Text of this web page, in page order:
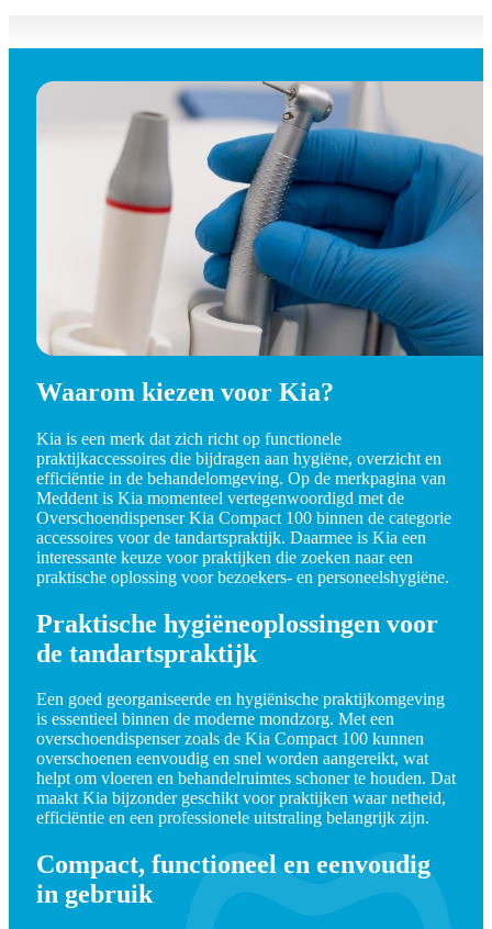
Waarom kiezen voor Kia?
Kia is een merk dat zich richt op functionele
praktijkaccessoires die bijdragen aan hygiëne, overzicht en
efficiëntie in de behandelomgeving. Op de merkpagina van
Meddent is Kia momenteel vertegenwoordigd met de
Overschoendispenser Kia Compact 100 binnen de categorie
accessoires voor de tandartspraktijk. Daarmee is Kia een
interessante keuze voor praktijken die zoeken naar een
praktische oplossing voor bezoekers- en personeelshygiëne.
Praktische hygiëneoplossingen voor
de tandartspraktijk
Een goed georganiseerde en hygiënische praktijkomgeving
is essentieel binnen de moderne mondzorg. Met een
overschoendispenser zoals de Kia Compact 100 kunnen
overschoenen eenvoudig en snel worden aangereikt, wat
helpt om vloeren en behandelruimtes schoner te houden. Dat
maakt Kia bijzonder geschikt voor praktijken waar netheid,
efficiëntie en een professionele uitstraling belangrijk zijn.
Compact, functioneel en eenvoudig
in gebruik